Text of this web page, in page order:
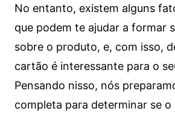
No entanto, existem alguns
que podem te ajudar a formar
sobre o produto, e, com isso,
cartão é interessante para o
Pensando nisso, nós
completa para determinar se